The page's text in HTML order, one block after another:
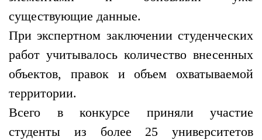
существующие данные.
При экспертном заключении студенческих
работ учитывалось количество внесенных
объектов, правок и объем охватываемой
территории.
Всего в конкурсе приняли участие
студенты из более 25 университетов